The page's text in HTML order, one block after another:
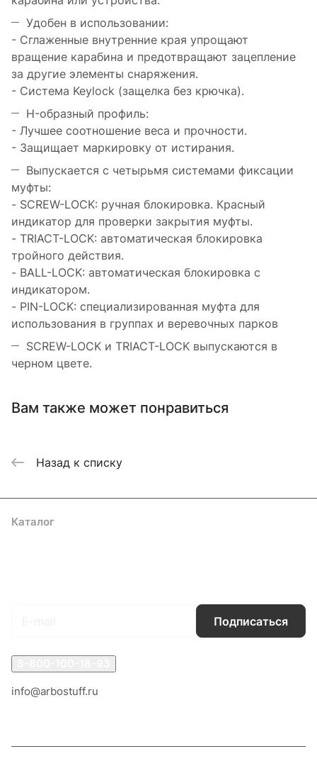
Удобен в использовании:
- Сглаженные внутренние края упрощают
вращение карабина и предотвращают зацепление
за другие элементы снаряжения.
- Система Keylock (защелка без крючка).
H-образный профиль:
- Лучшее соотношение веса и прочности.
- Защищает маркировку от истирания.
Выпускается с четырьмя системами фиксации
муфты:
- SCREW-LOCK: ручная блокировка. Красный
индикатор для проверки закрытия муфты.
- TRIACT-LOCK: автоматическая блокировка
тройного действия.
- BALL-LOCK: автоматическая блокировка с
индикатором.
- PIN-LOCK: специализированная муфта для
использования в группах и веревочных парков
SCREW-LOCK и TRIACT-LOCK выпускаются в
черном цвете.
Вам также может понравиться
Назад к списку
Каталог
Подписаться
info@arbostuff.ru